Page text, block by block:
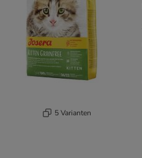
5 Varianten